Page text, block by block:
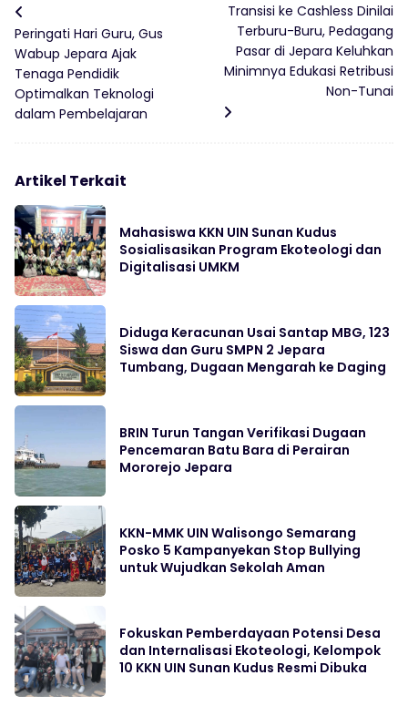
Peringati Hari Guru, Gus
Wabup Jepara Ajak
Tenaga Pendidik
Optimalkan Teknologi
dalam Pembelajaran
Transisi ke Cashless Dinilai
Terburu-Buru, Pedagang
Pasar di Jepara Keluhkan
Minimnya Edukasi Retribusi
Non-Tunai
Artikel Terkait
Mahasiswa KKN UIN Sunan Kudus
Sosialisasikan Program Ekoteologi dan
Digitalisasi UMKM
Diduga Keracunan Usai Santap MBG, 123
Siswa dan Guru SMPN 2 Jepara
Tumbang, Dugaan Mengarah ke Daging
BRIN Turun Tangan Verifikasi Dugaan
Pencemaran Batu Bara di Perairan
Mororejo Jepara
KKN-MMK UIN Walisongo Semarang
Posko 5 Kampanyekan Stop Bullying
untuk Wujudkan Sekolah Aman
Fokuskan Pemberdayaan Potensi Desa
dan Internalisasi Ekoteologi, Kelompok
10 KKN UIN Sunan Kudus Resmi Dibuka